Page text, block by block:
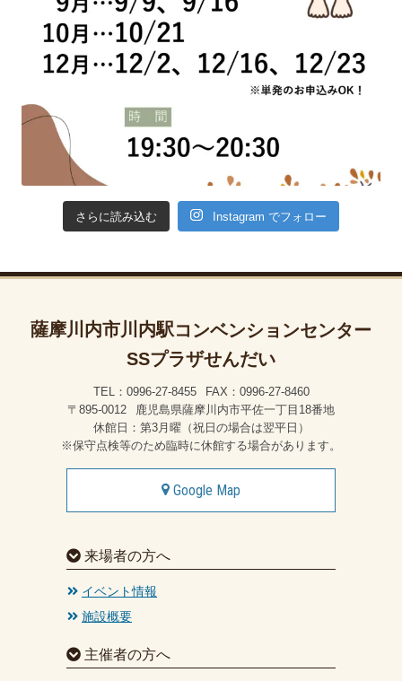
さらに読み込む Instagram でフォロー
薩摩川内市川内駅コンベンションセンター
SSプラザせんだい
TEL：0996-27-8455
FAX：0996-27-8460
〒895-0012
鹿児島県薩摩川内市平佐一丁目18番地
休館日：第3月曜（祝日の場合は翌平日）
※保守点検等のため臨時に休館する場合があります。
Google Map
来場者の方へ
イベント情報
施設概要
主催者の方へ